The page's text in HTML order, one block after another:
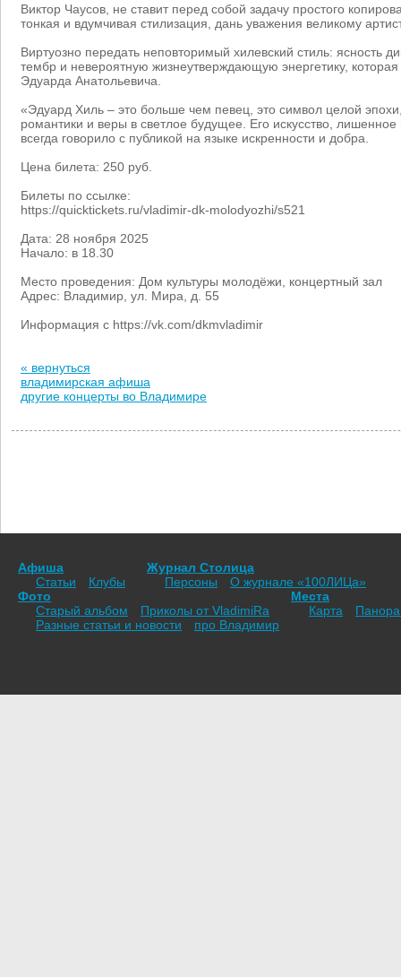
Виктор Чаусов, не ставит перед собой задачу простого
тонкая и вдумчивая стилизация, дань уважения великому
Виртуозно передать неповторимый хилевский стиль: ясность
тембр и невероятную жизнеутверждающую энергетику, которая
Эдуарда Анатольевича.
«Эдуард Хиль – это больше чем певец, это символ целой
романтики и веры в светлое будущее. Его искусство,
всегда говорило с публикой на языке искренности и добра.
Цена билета: 250 руб.
Билеты по ссылке:
https://quicktickets.ru/vladimir-dk-molodyozhi/s521
Дата: 28 ноября 2025
Начало: в 18.30
Место проведения: Дом культуры молодёжи, концертный зал
Адрес: Владимир, ул. Мира, д. 55
Информация с https://vk.com/dkmvladimir
« вернуться
владимирская афиша
другие концерты во Владимире
Афиша
Статьи
Клубы
Журнал Столица
Персоны
О журнале «100ЛИЦа»
Фото
Старый альбом
Приколы от VladimiRа
Места
Карта
Разные статьи и новости
про Владимир